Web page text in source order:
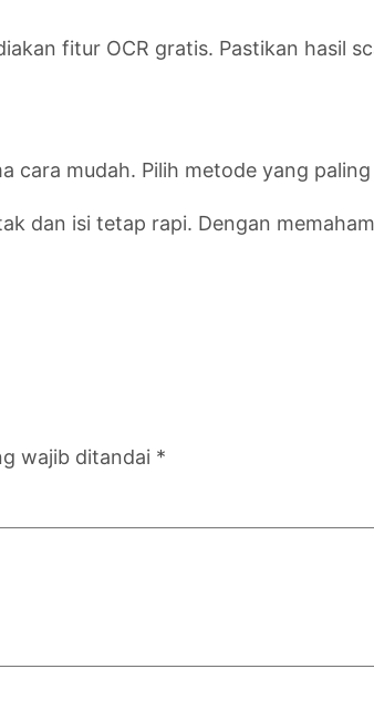
fitur OCR gratis. Pastikan hasil
cara mudah. Pilih metode yang
dan isi tetap rapi. Dengan
wajib ditandai *